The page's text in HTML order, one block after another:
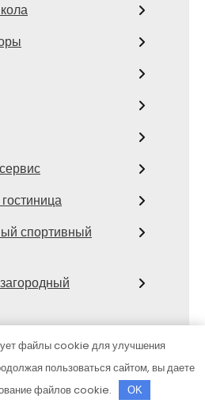
спортивный
файлы cookie для улучшения
пользоваться сайтом, вы даете
файлов cookie.
OK